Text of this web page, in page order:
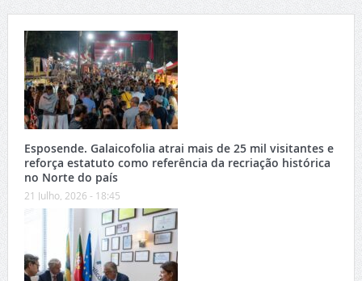
Esposende. Galaicofolia atrai mais de 25 mil visitantes e
reforça estatuto como referência da recriação histórica
no Norte do país
21 Julho, 2026 - 18:45